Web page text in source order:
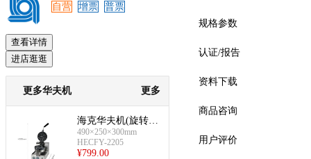
自营
增票 普票
查看详情
进店逛逛
更多华夫机 更多
海克华夫机(旋转圆
形)
490×250×300mm
HECFY-2205
¥799.00
规格参数
认证/报告
资料下载
商品咨询
用户评价